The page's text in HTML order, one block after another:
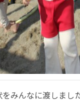
みんなに渡しまし